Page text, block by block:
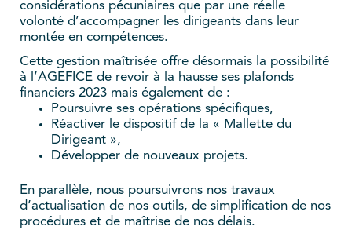
considérations pécuniaires que par une réelle
volonté d’accompagner les dirigeants dans leur
montée en compétences.
Cette gestion maîtrisée offre désormais la possibilité
à l’AGEFICE de revoir à la hausse ses plafonds
financiers 2023 mais également de :
Poursuivre ses opérations spécifiques,
Réactiver le dispositif de la « Mallette du
Dirigeant »,
Développer de nouveaux projets.
En parallèle, nous poursuivrons nos travaux
d’actualisation de nos outils, de simplification de nos
procédures et de maîtrise de nos délais.